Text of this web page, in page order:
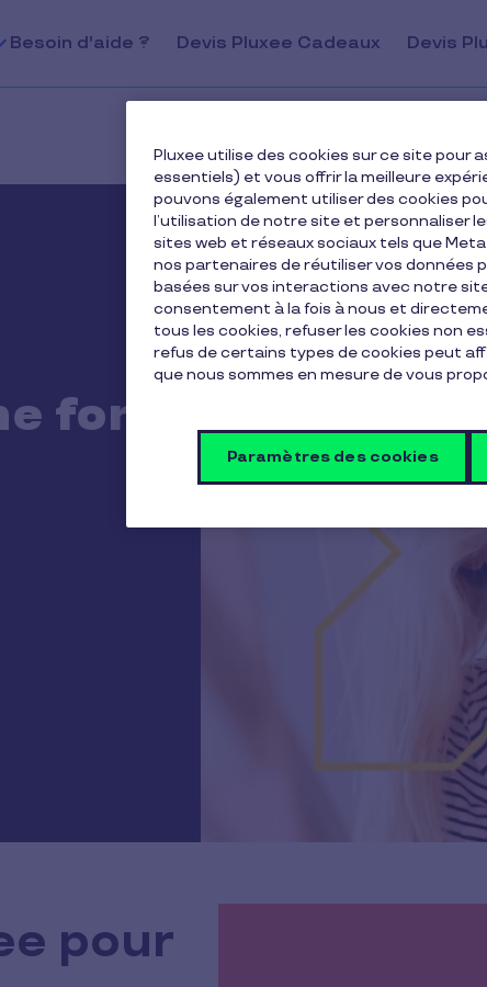
Besoin d'aide ? Devis Pluxee Cadeaux Devis
font
pour
Pluxee utilise des cookies sur ce site pour
essentiels) et vous offrir la meilleure
pouvons également utiliser des cookies
l’utilisation de notre site et personnaliser
sites web et réseaux sociaux tels que
nos partenaires de réutiliser vos données
basées sur vos interactions avec notre
consentement à la fois à nous et
tous les cookies, refuser les cookies non
refus de certains types de cookies peut
que nous sommes en mesure de vous
Paramètres des cookies